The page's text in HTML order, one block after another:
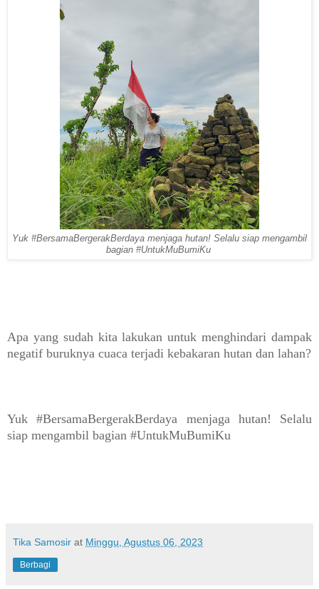
Yuk #BersamaBergerakBerdaya menjaga hutan! Selalu siap mengambil
bagian #UntukMuBumiKu
Apa yang sudah kita lakukan untuk menghindari dampak
negatif buruknya cuaca terjadi kebakaran hutan dan lahan?
Yuk #BersamaBergerakBerdaya menjaga hutan! Selalu
siap mengambil bagian #UntukMuBumiKu
Tika Samosir at Minggu, Agustus 06, 2023
Berbagi